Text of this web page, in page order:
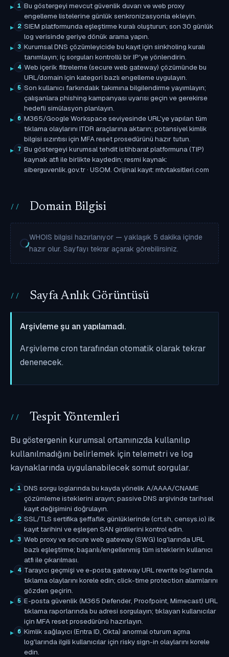
1 Bu göstergeyi mevcut güvenlik duvarı ve web proxy
engelleme listelerine günlük senkronizasyonla ekleyin.
2 SIEM platformunda eşleştirme kuralı oluşturun; son 30 günlük
log verisinde geriye dönük arama yapın.
3 Kurumsal DNS çözümleyicide bu kayıt için sinkholing kuralı
tanımlayın; iç sorguları kontrollü bir IP'ye yönlendirin.
4 Web içerik filtreleme (secure web gateway) çözümünde bu
URL/domain için kategori bazlı engelleme uygulayın.
5 Son kullanıcı farkındalık takımına bilgilendirme yayımlayın;
çalışanlara phishing kampanyası uyarısı geçin ve gerekirse
hedefli simülasyon planlayın.
6 M365/Google Workspace seviyesinde URL'ye yapılan tüm
tıklama olaylarını ITDR araçlarına aktarın; potansiyel kimlik
bilgisi sızıntısı için MFA reset prosedürünü hazır tutun.
7 Bu göstergeyi kurumsal tehdit istihbarat platformuna (TIP)
kaynak atfı ile birlikte kaydedin; resmi kaynak:
siberguvenlik.gov.tr · USOM. Orijinal kayıt: mtvtaksitleri.com
Domain Bilgisi
WHOIS bilgisi hazırlanıyor — yaklaşık 5 dakika içinde
hazır olur. Sayfayı tekrar açarak görebilirsiniz.
Sayfa Anlık Görüntüsü
Arşivleme şu an yapılamadı.
Arşivleme cron tarafından otomatik olarak tekrar
denenecek.
Tespit Yöntemleri
Bu göstergenin kurumsal ortamınızda kullanılıp
kullanılmadığını belirlemek için telemetri ve log
kaynaklarında uygulanabilecek somut sorgular.
1 DNS sorgu loglarında bu kayda yönelik A/AAAA/CNAME
çözümleme isteklerini arayın; passive DNS arşivinde tarihsel
kayıt değişimini doğrulayın.
2 SSL/TLS sertifika şeffaflık günlüklerinde (crt.sh, censys.io) ilk
kayıt tarihini ve eşleşen SAN girdilerini kontrol edin.
3 Web proxy ve secure web gateway (SWG) log'larında URL
bazlı eşleştirme; başarılı/engellenmiş tüm isteklerin kullanıcı
atfı ile çıkarılması.
4 Tarayıcı geçmişi ve e-posta gateway URL rewrite log'larında
tıklama olaylarını korele edin; click-time protection alarmlarını
gözden geçirin.
5 E-posta güvenlik (M365 Defender, Proofpoint, Mimecast) URL
tıklama raporlarında bu adresi sorgulayın; tıklayan kullanıcılar
için MFA reset prosedürünü hazırlayın.
6 Kimlik sağlayıcı (Entra ID, Okta) anormal oturum açma
log'larında ilgili kullanıcılar için risky sign-in olaylarını korele
edin.